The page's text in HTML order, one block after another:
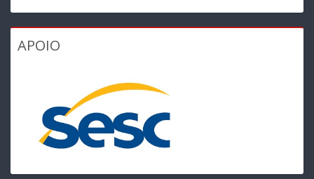
APOIO